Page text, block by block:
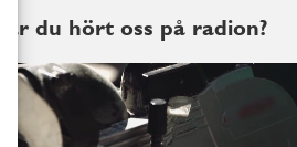
Har du hört oss på radion?